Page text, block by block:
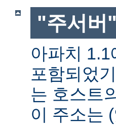
"주서버
아파치 1.1
포함되었
는 호스트
이 주소는